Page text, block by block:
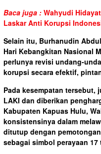
Baca juga : Wahyudi
Laskar Anti Korupsi
Selain itu, Burhanudin
Hari Kebangkitan Nasional
perlunya revisi undang-
korupsi secara efektif,
Pada kesempatan tersebut,
LAKI dan diberikan
Kabupaten Kapuas Hulu,
konsistensinya dalam
ditutup dengan
sebagai simbol perayaan